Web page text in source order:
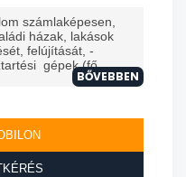
számlaképesen,
házak, lakások
felújítását, -
gépek (fő
BŐVEBBEN